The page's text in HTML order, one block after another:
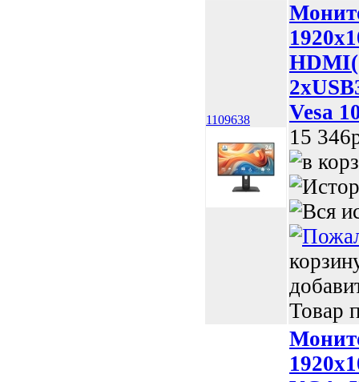
1109638
Vesa
15
Товар